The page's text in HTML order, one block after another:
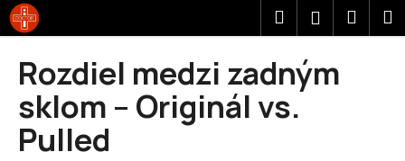
Prejsť
na
obsah
Hľadať
Rozdiel medzi zadným
sklom – Originál vs.
Pulled
K
o
Č
o
p